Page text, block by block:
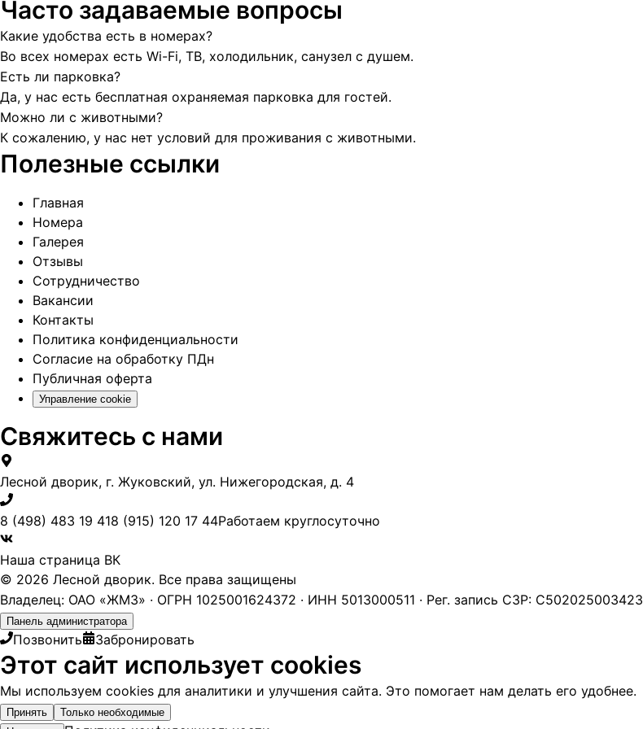
Часто задаваемые вопросы
Какие удобства есть в номерах?
Во всех номерах есть Wi-Fi, ТВ, холодильник, санузел с душем.
Есть ли парковка?
Да, у нас есть бесплатная охраняемая парковка для гостей.
Можно ли с животными?
К сожалению, у нас нет условий для проживания с животными.
Полезные ссылки
Главная
Номера
Галерея
Отзывы
Сотрудничество
Вакансии
Контакты
Политика конфиденциальности
Согласие на обработку ПДн
Публичная оферта
Управление cookie
Свяжитесь с нами
Лесной дворик, г. Жуковский, ул. Нижегородская, д. 4
8 (498) 483 19 418 (915) 120 17 44Работаем круглосуточно
Наша страница ВК
© 2026 Лесной дворик. Все права защищены
Владелец: ОАО «ЖМЗ» · ОГРН 1025001624372 · ИНН 5013000511 · Рег. запись СЗР: С502025003423
Панель администратора
Позвонить Забронировать
Этот сайт использует cookies
Мы используем cookies для аналитики и улучшения сайта. Это помогает нам делать его удобнее.
Принять
Только необходимые